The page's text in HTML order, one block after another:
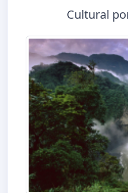
Cultural